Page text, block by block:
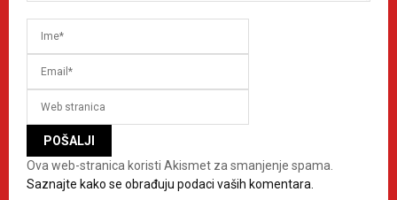
Ova web-stranica koristi Akismet za smanjenje spama.
Saznajte kako se obrađuju podaci vaših komentara.